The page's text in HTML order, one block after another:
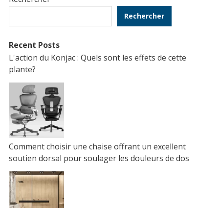
Rechercher
Recent Posts
L'action du Konjac : Quels sont les effets de cette
plante?
Comment choisir une chaise offrant un excellent
soutien dorsal pour soulager les douleurs de dos